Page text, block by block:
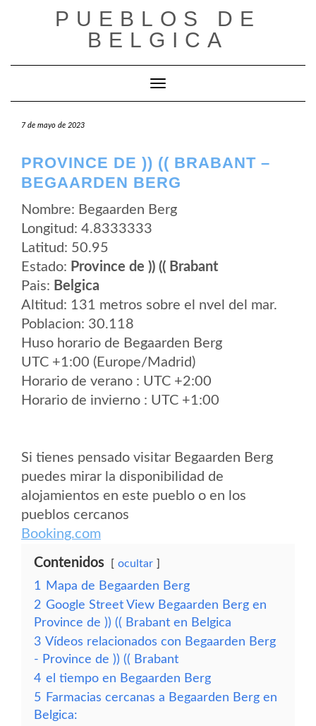
PUEBLOS DE
BELGICA
Cambiar modo de navegación
7 de mayo de 2023
PROVINCE DE )) (( BRABANT –
BEGAARDEN BERG
Nombre: Begaarden Berg
Longitud: 4.8333333
Latitud: 50.95
Estado: Province de )) (( Brabant
Pais: Belgica
Altitud: 131 metros sobre el nvel del mar.
Poblacion: 30.118
Huso horario de Begaarden Berg
UTC +1:00 (Europe/Madrid)
Horario de verano : UTC +2:00
Horario de invierno : UTC +1:00
Si tienes pensado visitar Begaarden Berg
puedes mirar la disponibilidad de
alojamientos en este pueblo o en los
pueblos cercanos
Booking.com
Contenidos ocultar
1
Mapa de Begaarden Berg
2 Google Street View Begaarden Berg en
Province de )) (( Brabant en Belgica
3 Vídeos relacionados con Begaarden Berg
- Province de )) (( Brabant
4 el tiempo en Begaarden Berg
5 Farmacias cercanas a Begaarden Berg en
Belgica: